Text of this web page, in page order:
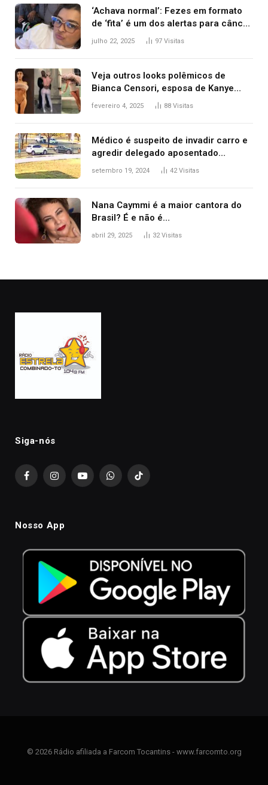
‘Achava normal’: Fezes em formato
de ‘fita’ é um dos alertas para câncer
colorretal; relembre fala de Preta Gil
julho 22, 2025 97 Visitas
Veja outros looks polêmicos de
Bianca Censori, esposa de Kanye
West que apareceu nua no Grammy
fevereiro 4, 2025 88 Visitas
Médico é suspeito de invadir carro e
agredir delegado aposentado
durante confusão no trânsito
setembro 19, 2024 42Visitas
Nana Caymmi é a maior cantora do
Brasil? É e não é…
abril 29, 2025 32Visitas
Siga-nós
FacebookInstagramYouTubeWhatsAppTikTok
Nosso App
© 2026 Rádio afiliada a Farcom Tocantins - www.farcomto.org